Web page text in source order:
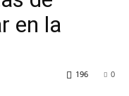
en la
0
196